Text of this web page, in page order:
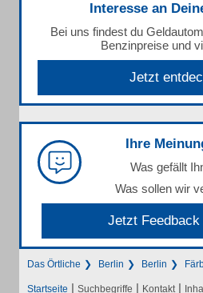
Interesse an
Bei uns findest du
Benzinpreise und
Jetzt
Ihre
Was gefällt
Was sollen wir
Jetzt Feedback
Das Örtliche Berlin Berlin
Startseite | Suchbegriffe | Kontakt |